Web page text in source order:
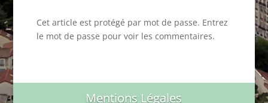
Cet article est protégé par mot de passe. Entrez
le mot de passe pour voir les commentaires.
Mentions Légales